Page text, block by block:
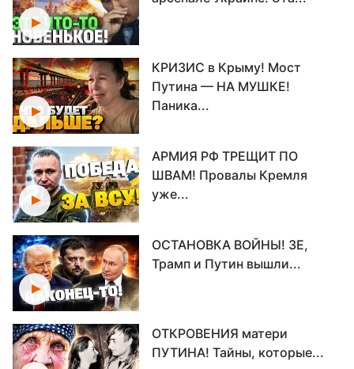
КРИЗИС в Крыму! Мост
Путина — НА МУШКЕ!
Паника...
АРМИЯ РФ ТРЕЩИТ ПО
ШВАМ! Провалы Кремля
уже...
ОСТАНОВКА ВОЙНЫ! ЗЕ,
Трамп и Путин вышли...
ОТКРОВЕНИЯ матери
ПУТИНА! Тайны, которые...